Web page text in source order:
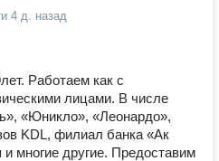
4 д. назад
Работаем как с
лицами. В числе
«Юникло», «Леонардо»,
KDL, филиал банка «Ак
многие другие. Предоставим